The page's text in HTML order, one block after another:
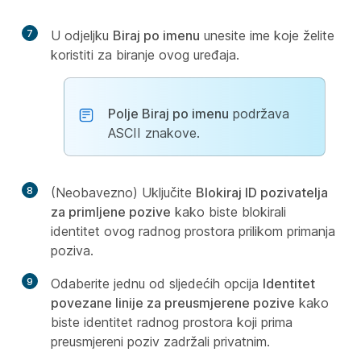
7 U odjeljku Biraj po imenu unesite ime koje želite
koristiti za biranje ovog uređaja.
Polje Biraj po imenu podržava
ASCII znakove.
8 (Neobavezno) Uključite Blokiraj ID pozivatelja
za primljene pozive kako biste blokirali
identitet ovog radnog prostora prilikom primanja
poziva.
9 Odaberite jednu od sljedećih opcija Identitet
povezane linije za preusmjerene pozive kako
biste identitet radnog prostora koji prima
preusmjereni poziv zadržali privatnim.